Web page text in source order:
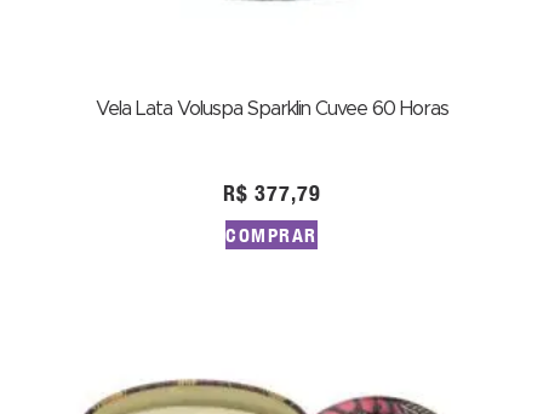
Vela Lata Voluspa Sparklin Cuvee 60 Horas
R$ 377,79
COMPRAR